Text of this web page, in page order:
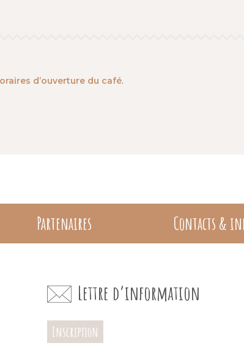
d’ouverture du café.
Partenaires Contacts &
Lettre d’information
Inscription